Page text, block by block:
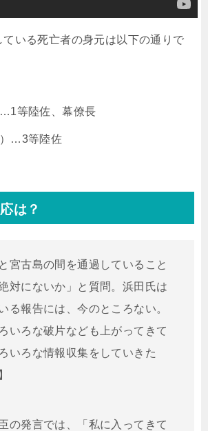
いる死亡者の身元は以下の通りで
等陸佐、幕僚長
…3等陸佐
は？
宮古島の間を通過していること
対にないか」と質問。浜田氏は
る報告には、今のところない。
いろな破片なども上がってきて
いろな情報収集をしていきた
の発言では、「私に入ってきて